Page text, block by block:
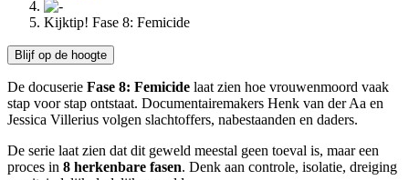
Kijktip! Fase 8: Femicide
Blijf op de hoogte
De docuserie Fase 8: Femicide laat zien hoe vrouwenmoord vaak
stap voor stap ontstaat. Documentairemakers Henk van der Aa en
Jessica Villerius volgen slachtoffers, nabestaanden en daders.
De serie laat zien dat dit geweld meestal geen toeval is, maar een
proces in 8 herkenbare fasen. Denk aan controle, isolatie, dreiging